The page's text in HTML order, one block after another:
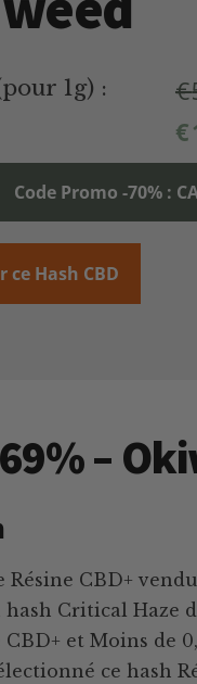
1g) : €
€
Code Promo -70% :
ce Hash CBD
–
Résine CBD+
hash Critical Haze
et Moins de
ce hash